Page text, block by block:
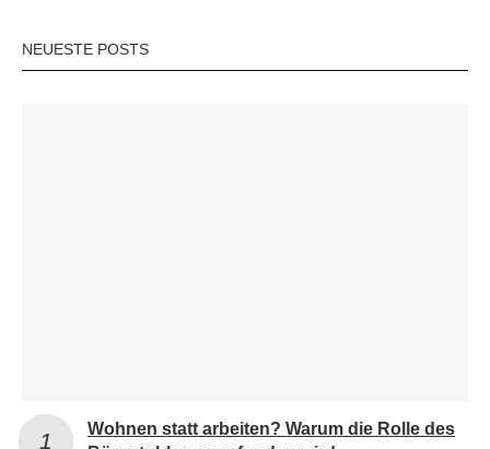
NEUESTE POSTS
Wohnen statt arbeiten? Warum die Rolle des